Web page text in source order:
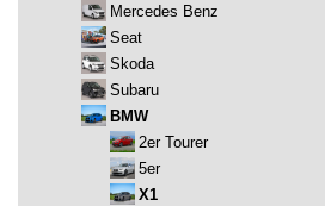
Mercedes Benz
Seat
Skoda
Subaru
BMW
2er Tourer
5er
X1